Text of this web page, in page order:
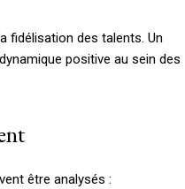
fidélisation des talents. Un
positive au sein des
être analysés :